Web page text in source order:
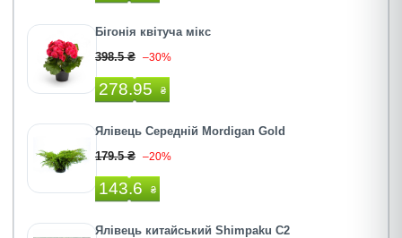
Бігонія квітуча мікс
398.5 ₴ –30%
278.95 ₴
Ялівець Середній Mordigan Gold
179.5 ₴ –20%
143.6 ₴
Ялівець китайський Shimpaku С2